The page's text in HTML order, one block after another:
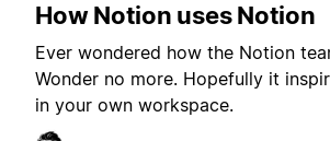
How Notion uses Notion
Ever wondered how the Notion
Wonder no more. Hopefully it
in your own workspace.